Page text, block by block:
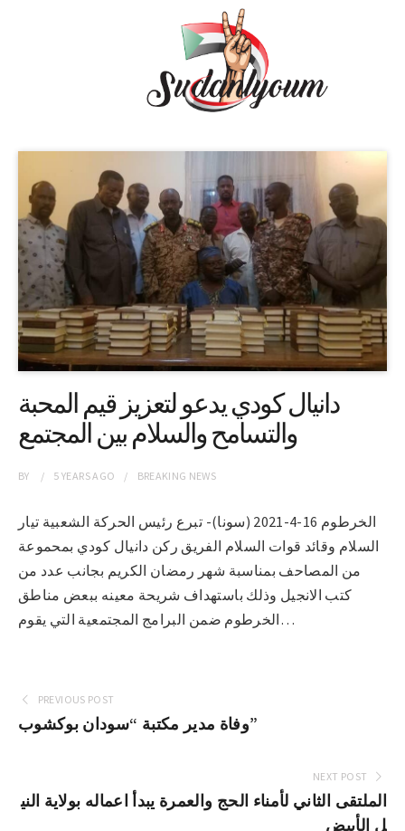
دانيال كودي يدعو لتعزيز قيم المحبة
والتسامح والسلام بين المجتمع
BY 5 YEARSAGO BREAKING NEWS
الخرطوم 16-4-2021 (سونا)- تبرع رئيس الحركة الشعبية تيار
السلام وقائد قوات السلام الفريق ركن دانيال كودي بمحموعة
من المصاحف بمناسبة شهر رمضان الكريم بجانب عدد من
كتب الانجيل وذلك باستهداف شريحة معينه ببعض مناطق
الخرطوم ضمن البرامج المجتمعية التي يقوم…
PREVIOUS POST
وفاة مدير مكتبة “سودان بوكشوب”
NEXT POST
الملتقى الثاني لأمناء الحج والعمرة يبدأ اعماله بولاية الني
ل الأبيض